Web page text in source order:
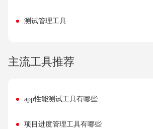
测试管理工具
主流工具推荐
app性能测试工具有哪些
项目进度管理工具有哪些